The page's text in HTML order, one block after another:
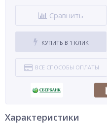
Сравнить
КУПИТЬ В 1 КЛИК
ВСЕ СПОСОБЫ ОПЛАТЫ
Характеристики